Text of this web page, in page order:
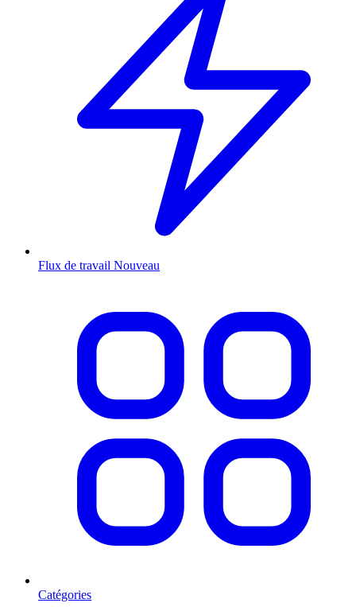
Flux de travail Nouveau
Catégories